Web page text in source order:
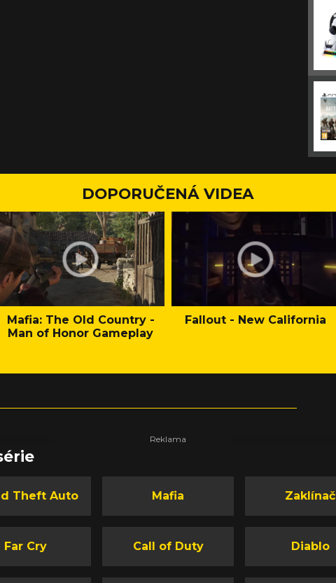
DOPORUČENÁ VIDEA
Mafia: The Old Country -
Man of Honor Gameplay
Fallout - New California
Theft Auto Mafia Zaklínač
Far Cry Call of Duty Diablo